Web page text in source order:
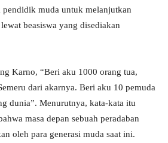
pendidik muda untuk melanjutkan
beasiswa yang disediakan
Karno, “Beri aku 1000 orang tua,
dari akarnya. Beri aku 10 pemuda
dunia”. Menurutnya, kata-kata itu
masa depan sebuah peradaban
oleh para generasi muda saat ini.